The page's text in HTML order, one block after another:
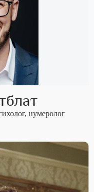
нумеролог